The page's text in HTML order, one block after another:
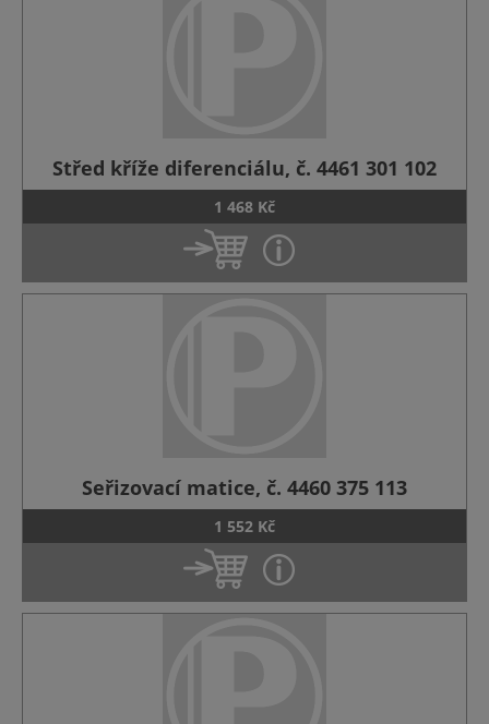
Střed kříže diferenciálu, č. 4461 301 102
1 468 Kč
Seřizovací matice, č. 4460 375 113
1 552 Kč